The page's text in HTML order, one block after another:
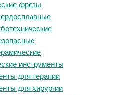
фрезы
инструменты
для терапии
для хирургии